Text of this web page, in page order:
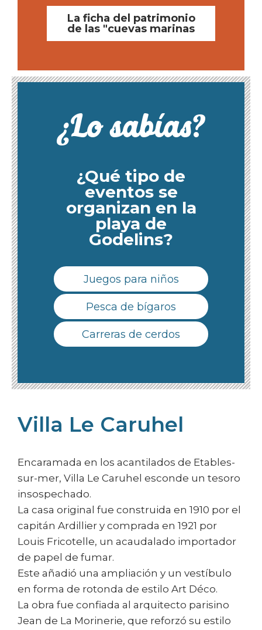
La ficha del patrimonio
de las "cuevas marinas
¿Lo sabías?
¿Qué tipo de
eventos se
organizan en la
playa de
Godelins?
Juegos para niños
Pesca de bígaros
Carreras de cerdos
Villa Le Caruhel
Encaramada en los acantilados de Etables-
sur-mer, Villa Le Caruhel esconde un tesoro
insospechado.
La casa original fue construida en 1910 por el
capitán Ardillier y comprada en 1921 por
Louis Fricotelle, un acaudalado importador
de papel de fumar.
Este añadió una ampliación y un vestíbulo
en forma de rotonda de estilo Art Déco.
La obra fue confiada al arquitecto parisino
Jean de La Morinerie, que reforzó su estilo